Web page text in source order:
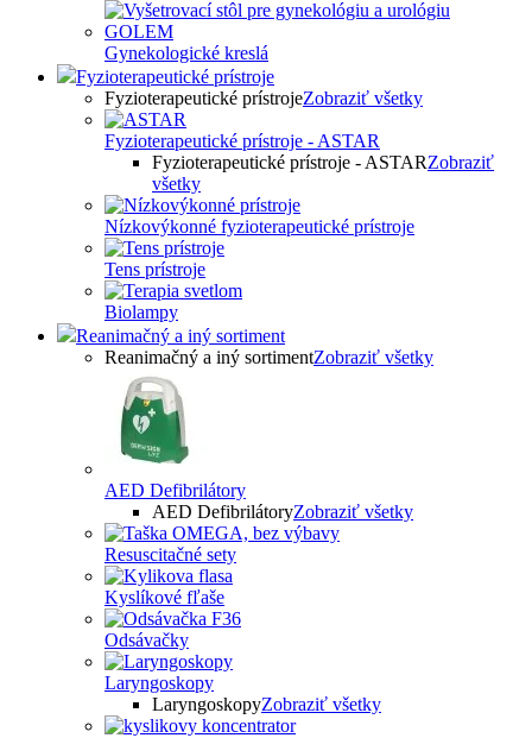
Gynekologické kreslá
Fyzioterapeutické prístroje
Fyzioterapeutické prístrojeZobraziť všetky
Fyzioterapeutické prístroje - ASTAR
Fyzioterapeutické prístroje - ASTARZobraziť
všetky
Nízkovýkonné fyzioterapeutické prístroje
Tens prístroje
Biolampy
Reanimačný a iný sortiment
Reanimačný a iný sortimentZobraziť všetky
AED Defibrilátory
AED DefibrilátoryZobraziť všetky
Resuscitačné sety
Kyslíkové fľaše
Odsávačky
Laryngoskopy
LaryngoskopyZobraziť všetky